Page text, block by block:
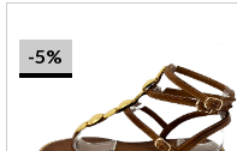
-5%